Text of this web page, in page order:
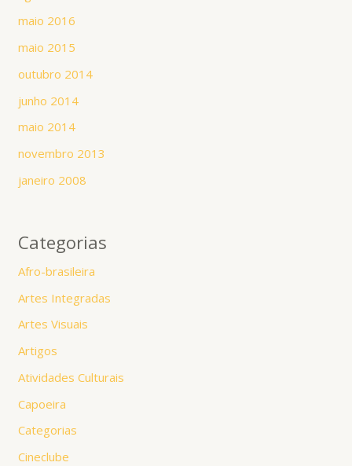
maio 2016
maio 2015
outubro 2014
junho 2014
maio 2014
novembro 2013
janeiro 2008
Categorias
Afro-brasileira
Artes Integradas
Artes Visuais
Artigos
Atividades Culturais
Capoeira
Categorias
Cineclube